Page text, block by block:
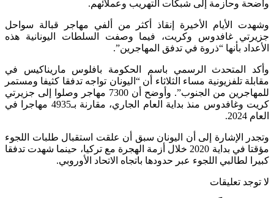
واضحة وحازمة إلى شبكات التهريب وعملائهم.
وشهدت الأيام الأخيرة إنقاذ أكثر من ألفي مهاجر قبالة سواحل
جزيرتي غافدوس وكريت، فيما وصفت السلطات اليونانية هذه
الأعداد بأنها “ذروة في تدفق المهاجرين”.
وأكد المتحدث الرسمي باسم الحكومة بافلوس ماريناكيس في
مقابلة تلفزيونية مساء الثلاثاء أن “اليونان تواجه تدفقا كثيفا ومستمر
للمهاجرين من الجنوب”. وأوضح أن 7300 مهاجر وصلوا إلى جزيرتي
كريت وغافدوس منذ بداية العام الجاري، مقارنة بـ4935 مهاجرا في
العام 2024.
وتجدر الإشارة إلى أن اليونان سبق أن علقت استقبال طلبات اللجوء
مؤقتا في بداية 2020 خلال أزمة الهجرة مع تركيا، حينما شهدت تدفقا
كبيرا لطالبي اللجوء عبر حدودها باتجاه الاتحاد الأوروبي.
لا توجد تعليقات